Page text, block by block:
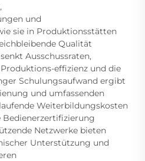
und
sie in Produktionsstätten
Qualität
Ausschussraten,
effizienz und die
Schulungsaufwand ergibt
und umfassenden
Weiterbildungskosten
Bedienerzertifizierung
Netzwerke bieten
Unterstützung und